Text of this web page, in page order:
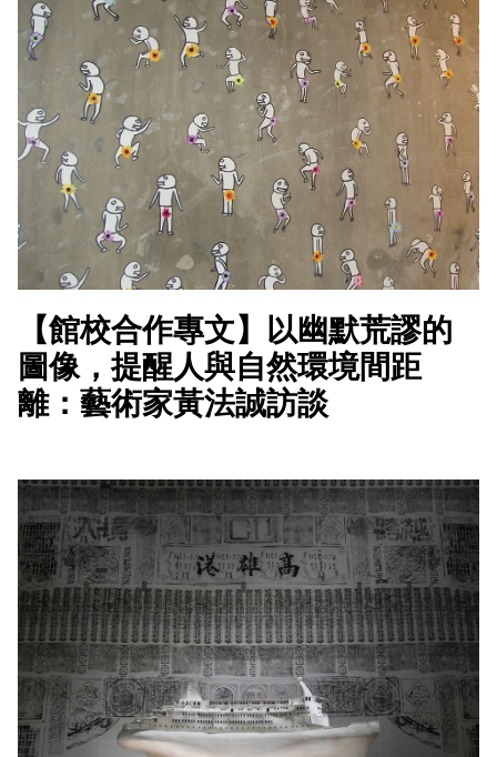
【館校合作專文】以幽默荒謬的
圖像，提醒人與自然環境間距
離：藝術家黃法誠訪談